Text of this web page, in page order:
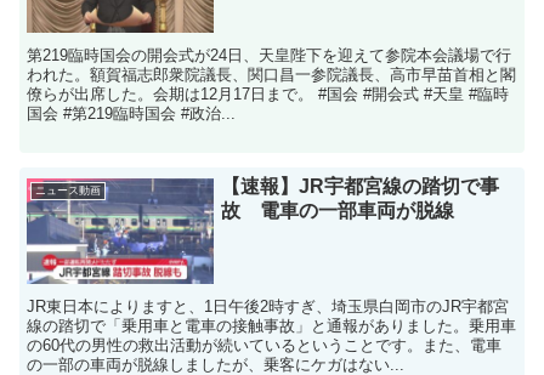
第219臨時国会の開会式が24日、天皇陛下を迎えて参院本会議場で行
われた。額賀福志郎衆院議長、関口昌一参院議長、高市早苗首相と閣
僚らが出席した。会期は12月17日まで。 #国会 #開会式 #天皇 #臨時
国会 #第219臨時国会 #政治...
ニュース動画
【速報】JR宇都宮線の踏切で事
故 電車の一部車両が脱線
JR東日本によりますと、1日午後2時すぎ、埼玉県白岡市のJR宇都宮
線の踏切で「乗用車と電車の接触事故」と通報がありました。乗用車
の60代の男性の救出活動が続いているということです。また、電車
の一部の車両が脱線しましたが、乗客にケガはない...